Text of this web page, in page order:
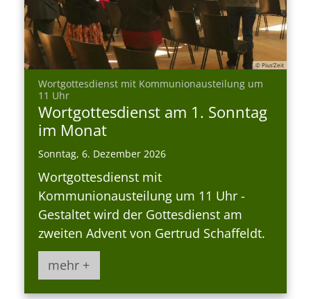
© Pius’Zeit
Wortgottesdienst mit Kommunionausteilung um
11 Uhr:
Wortgottesdienst am 1. Sonntag
im Monat
Sonntag, 6. Dezember 2026
Wortgottesdienst mit
Kommunionausteilung um 11 Uhr -
Gestaltet wird der Gottesdienst am
zweiten Advent von Gertrud Schaffeldt.
mehr +